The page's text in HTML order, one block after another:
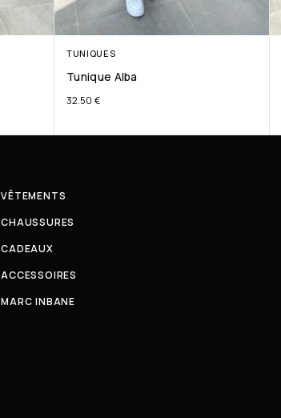
TUNIQUES
Tunique Alba
32.50 €
VÊTEMENTS
CHAUSSURES
CADEAUX
ACCESSOIRES
MARC INBANE